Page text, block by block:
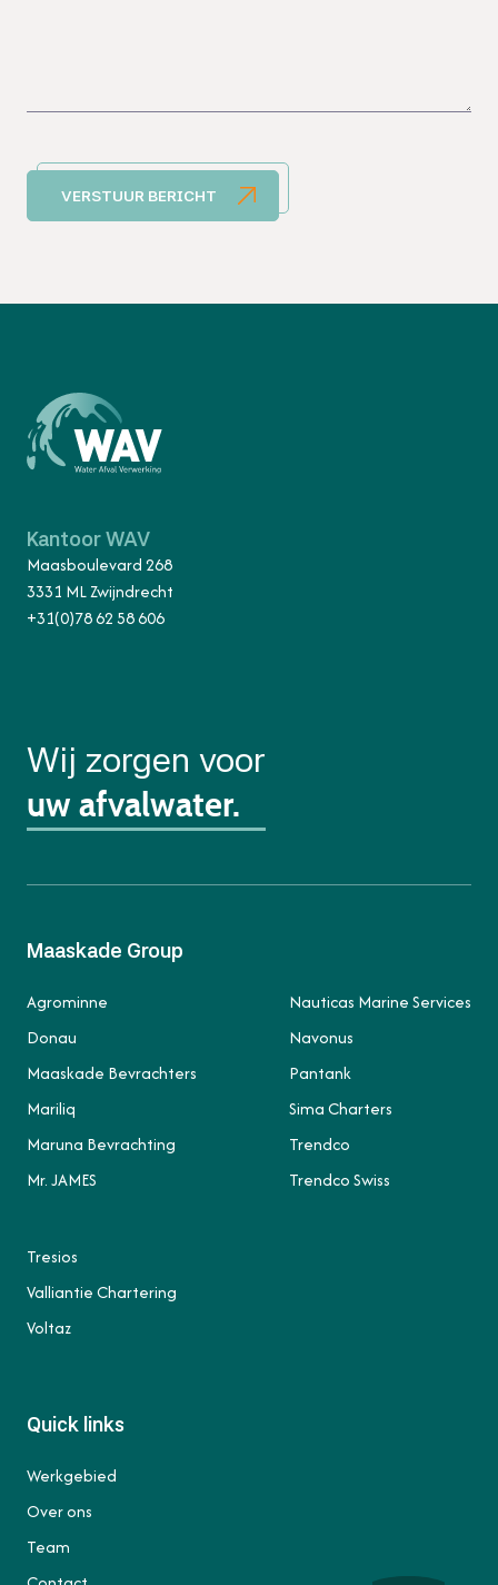
VERSTUUR BERICHT
Kantoor WAV
Maasboulevard 268
3331 ML Zwijndrecht
+31(0)78 62 58 606
Wij zorgen voor
uw afvalwater.
Maaskade Group
Agrominne
Donau
Maaskade Bevrachters
Mariliq
Maruna Bevrachting
Mr. JAMES
Nauticas Marine Services
Navonus
Pantank
Sima Charters
Trendco
Trendco Swiss
Tresios
Valliantie Chartering
Voltaz
Quick links
Werkgebied
Over ons
Team